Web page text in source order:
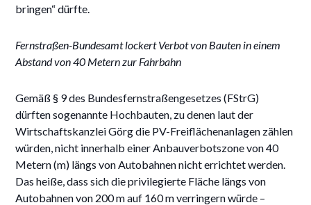
bringen“ dürfte.
Fernstraßen-Bundesamt lockert Verbot von Bauten in einem
Abstand von 40 Metern zur Fahrbahn
Gemäß § 9 des Bundesfernstraßengesetzes (FStrG)
dürften sogenannte Hochbauten, zu denen laut der
Wirtschaftskanzlei Görg die PV-Freiflächenanlagen zählen
würden, nicht innerhalb einer Anbauverbotszone von 40
Metern (m) längs von Autobahnen nicht errichtet werden.
Das heiße, dass sich die privilegierte Fläche längs von
Autobahnen von 200 m auf 160 m verringern würde –